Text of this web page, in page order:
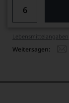
Lebensmittel­angaben
Weitersagen: